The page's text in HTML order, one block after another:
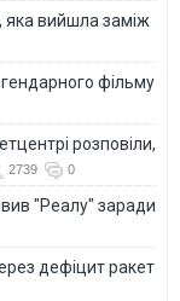
яка вийшла заміж
фільму
розповіли,
2739 0
"Реалу" заради
дефіцит ракет